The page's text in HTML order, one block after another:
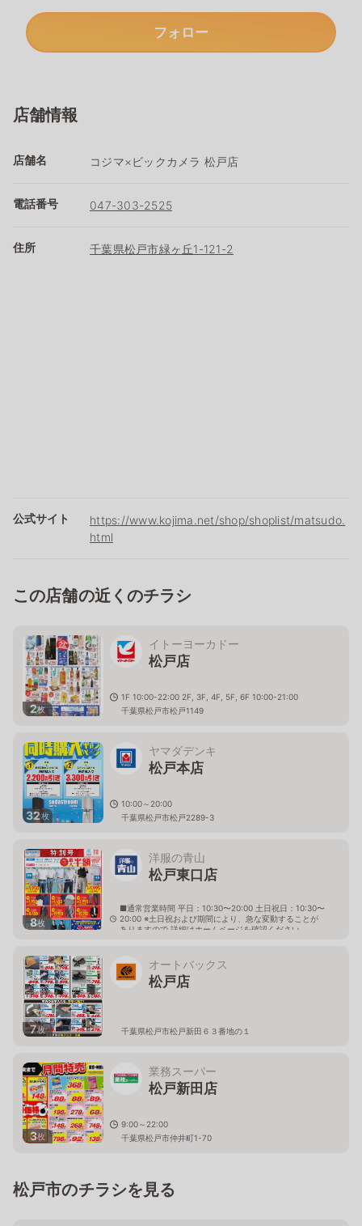
フォロー
店舗情報
店舗名 コジマ×ビックカメラ 松戸店
電話番号 047-303-2525
住所 千葉県松戸市緑ヶ丘1-121-2
公式サイト
https://www.kojima.net/shop/shoplist/matsudo.
html
この店舗の近くのチラシ
2枚
イトーヨーカドー
松戸店
1F 10:00-22:00 2F, 3F, 4F, 5F, 6F 10:00-21:00
千葉県松戸市松戸1149
32枚
ヤマダデンキ
松戸本店
10:00～20:00
千葉県松戸市松戸2289-3
8枚
洋服の青山
松戸東口店
■通常営業時間 平日：10:30〜20:00 土日祝日：10:30〜
20:00 ※土日祝および期間により、急な変動することが
ありますので 詳細はホームページを確認ください
7枚
オートバックス
松戸店
千葉県松戸市松戸新田６３番地の１
3枚
業務スーパー
松戸新田店
9:00～22:00
千葉県松戸市仲井町1-70
松戸市のチラシを見る